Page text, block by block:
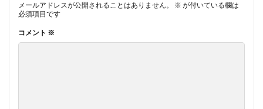
メールアドレスが公開されることはありません。 ※ が付いている欄は
必須項目です
コメント ※